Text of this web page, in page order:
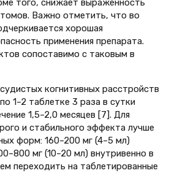
того, снижает выраженность
Важно отметить, что во
хорошая
применения препарата.
сопоставимо с таковым в
когнитивных расстройств
1–2 таблетке 3 раза в сутки
1,5–2,0 месяцев [7]. Для
и стабильного эффекта лучше
форм: 160–200 мг (4–5 мл)
мг (10–20 мл) внутривенно в
переходить на таблетированные